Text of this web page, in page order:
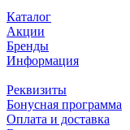
Каталог
Акции
Бренды
Информация
Реквизиты
Бонусная программа
Оплата и доставка